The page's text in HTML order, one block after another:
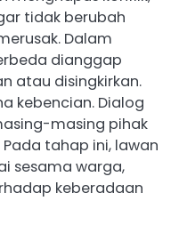
tidak berubah
Dalam
dianggap
atau disingkirkan.
kebencian. Dialog
masing pihak
tahap ini, lawan
sesama warga,
keberadaan